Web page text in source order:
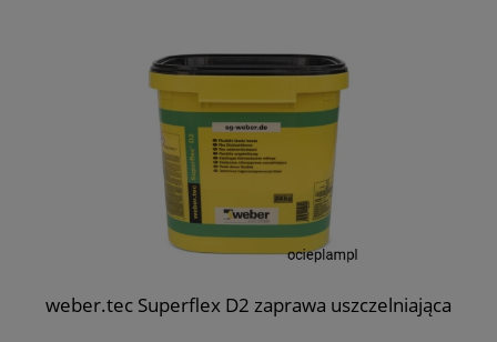
weber.tec Superflex D2 zaprawa uszczelniająca